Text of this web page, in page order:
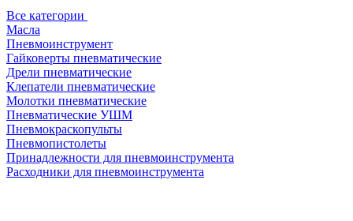
Все категории
Масла
Пневмоинструмент
Гайковерты пневматические
Дрели пневматические
Клепатели пневматические
Молотки пневматические
Пневматические УШМ
Пневмокраскопульты
Пневмопистолеты
Принадлежности для пневмоинструмента
Расходники для пневмоинструмента